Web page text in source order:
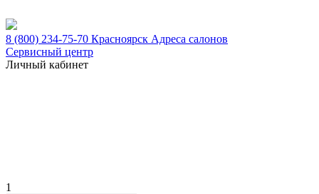
8 (800) 234-75-70 Красноярск Адреса салонов
Сервисный центр
Личный кабинет
1